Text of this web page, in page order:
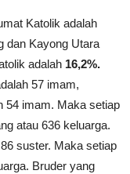
Katolik adalah
dan Kayong Utara
adalah 16,2%.
57 imam,
54 imam. Maka setiap
atau 636 keluarga.
suster. Maka setiap
Bruder yang